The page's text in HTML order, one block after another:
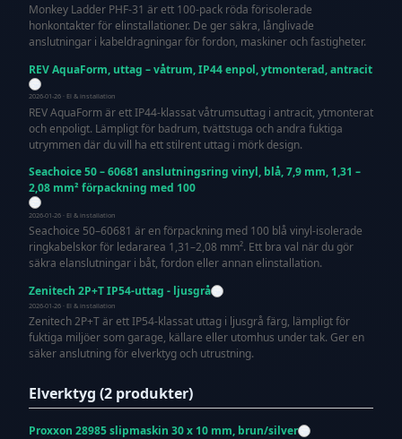
Monkey Ladder PHF-31 är ett 100-pack röda förisolerade
honkontakter för elinstallationer. De ger säkra, långlivade
anslutningar i kabeldragningar för fordon, maskiner och fastigheter.
REV AquaForm, uttag – våtrum, IP44 enpol, ytmonterad, antracit
2026-01-26 · El & installation
REV AquaForm är ett IP44-klassat våtrumsuttag i antracit, ytmonterat
och enpoligt. Lämpligt för badrum, tvättstuga och andra fuktiga
utrymmen där du vill ha ett stilrent uttag i mörk design.
Seachoice 50 – 60681 anslutningsring vinyl, blå, 7,9 mm, 1,31 –
2,08 mm² förpackning med 100
2026-01-26 · El & installation
Seachoice 50–60681 är en förpackning med 100 blå vinyl-isolerade
ringkabelskor för ledararea 1,31–2,08 mm². Ett bra val när du gör
säkra elanslutningar i båt, fordon eller annan elinstallation.
Zenitech 2P+T IP54-uttag - ljusgrå
2026-01-26 · El & installation
Zenitech 2P+T är ett IP54-klassat uttag i ljusgrå färg, lämpligt för
fuktiga miljöer som garage, källare eller utomhus under tak. Ger en
säker anslutning för elverktyg och utrustning.
Elverktyg (2 produkter)
Proxxon 28985 slipmaskin 30 x 10 mm, brun/silver